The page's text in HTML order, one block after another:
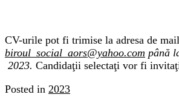
CV-urile pot fi trimise la adresa de
biroul_social_aors@yahoo.com până
2023. Candidaţii selectaţi vor fi
Posted in 2023